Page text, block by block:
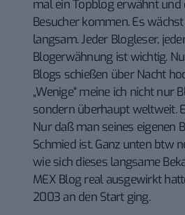
mal ein Topblog erwähnt
Besucher kommen. Es
langsam. Jeder Blogleser,
Blogerwähnung ist wichtig.
Blogs schießen über Nacht
„Wenige“ meine ich nicht nur
sondern überhaupt weltweit.
Nur daß man seines eigenen
Schmied ist. Ganz unten btw
wie sich dieses langsame
MEX Blog real ausgewirkt
2003 an den Start ging.